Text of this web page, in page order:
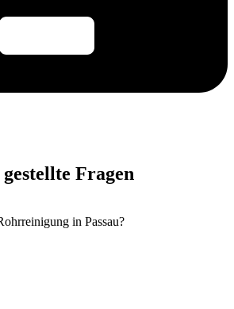
Fragen
in Passau?